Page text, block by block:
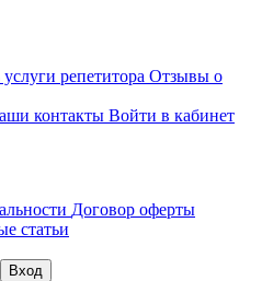
услуги репетитора Отзывы о
контакты Войти в кабинет
Договор оферты
статьи
Вход